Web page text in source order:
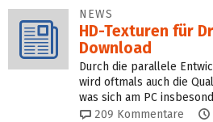
NEWS
HD-Texturen für
Download
Durch die parallele
wird oftmals auch die
was sich am PC
209 Kommentare